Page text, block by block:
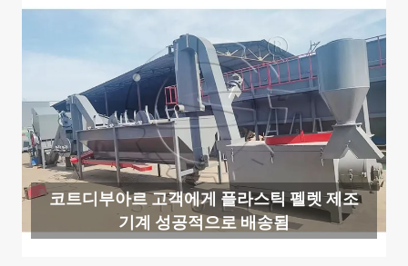
코트디부아르 고객에게 플라스틱 펠렛 제조
기계 성공적으로 배송됨